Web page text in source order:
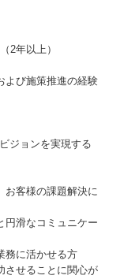
2年以上）
よび施策推進の経験
ジョンを実現する
お客様の課題解決に
円滑なコミュニケー
務に活かせる方
させることに関心が